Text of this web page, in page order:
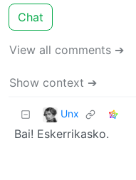
Chat
View all comments ➔
Show context ➔
Unx
Bai! Eskerrikasko.